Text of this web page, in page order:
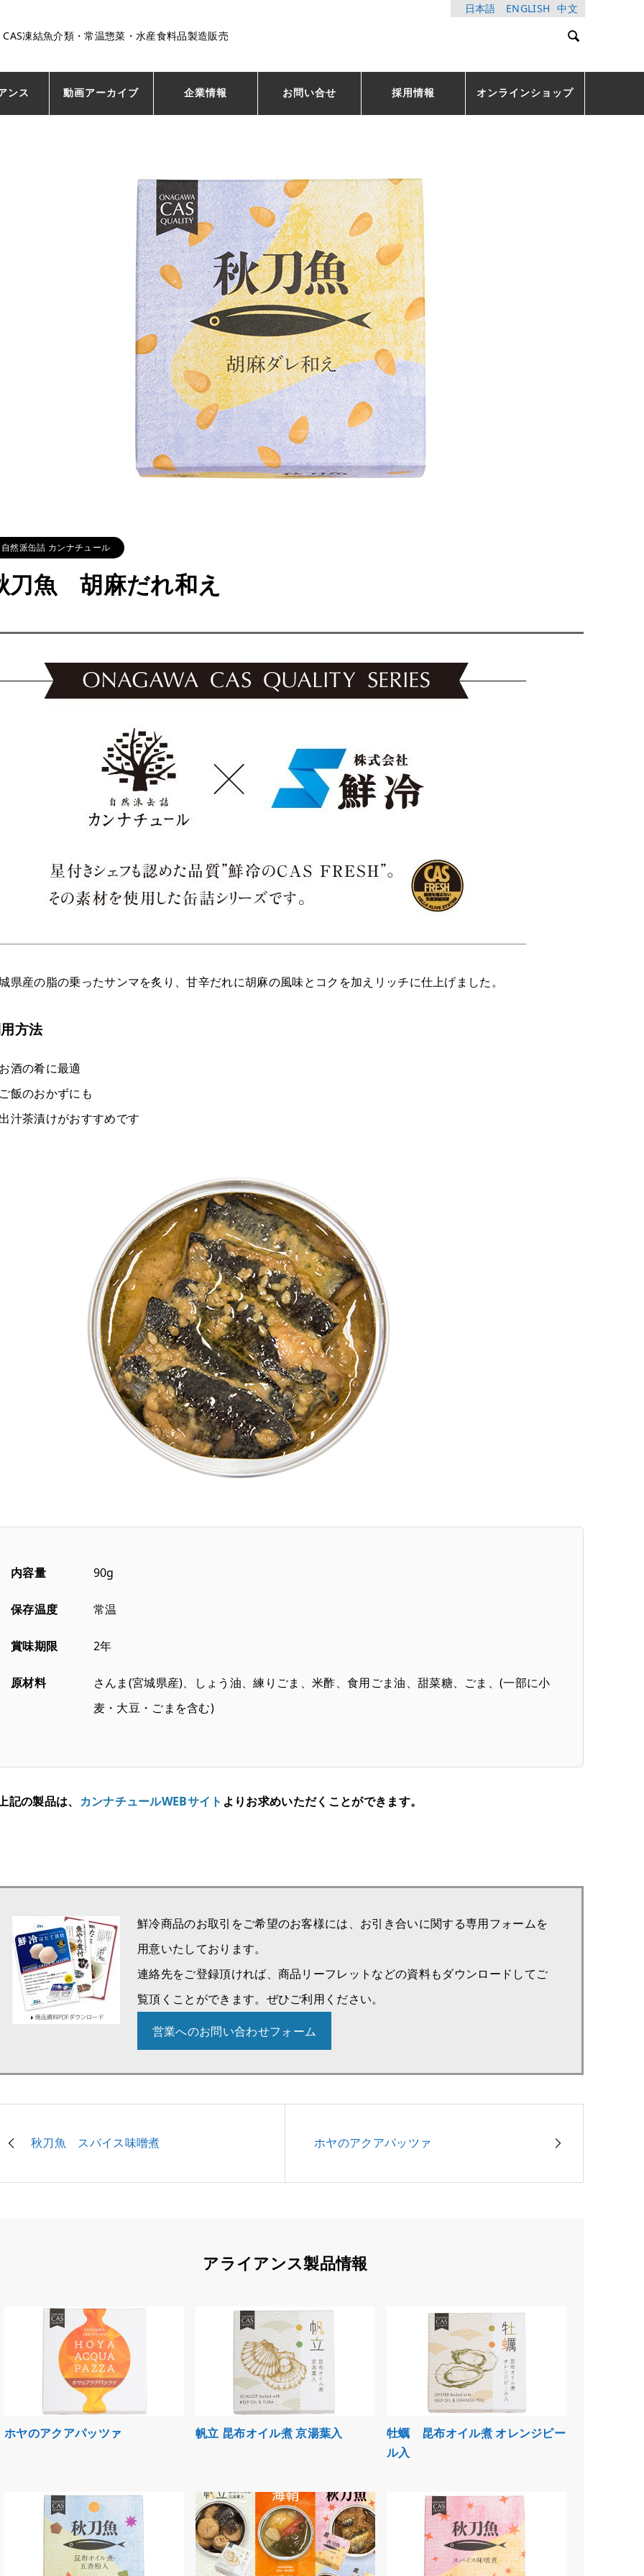
凍結魚介類・常温惣菜・水産食料品製造販売 
日本語 ENGLISH 中文
ンス 動画アーカイブ 企業情報 お問い合せ 採用情報 オンラインショップ
自然派缶詰 カンナチュール
刀魚 胡麻だれ和え
県産の脂の乗ったサンマを炙り、甘辛だれに胡麻の風味とコクを加えリッチに仕上げました。
方法
酒の肴に最適
飯のおかずにも
汁茶漬けがおすすめです
内容量 90g
保存温度 常温
賞味期限 2年
原材料
さんま(宮城県産)、しょう油、練りごま、米酢、食用ごま油、甜菜糖、ごま、(一部に小
麦・大豆・ごまを含む)
記の製品は、 カンナチュールWEBサイト よりお求めいただくことができます。
鮮冷商品のお取引をご希望のお客様には、お引き合いに関する専用フォームを
用意いたしております。
連絡先をご登録頂ければ、商品リーフレットなどの資料もダウンロードしてご
覧頂くことができます。ぜひご利用ください。
営業へのお問い合わせフォーム
秋刀魚 スパイス味噌煮 ホヤのアクアパッツァ
アライアンス製品情報
ホヤのアクアパッツァ 帆立 昆布オイル煮 京湯葉入
牡蠣 昆布オイル煮 オレンジピー
ル入